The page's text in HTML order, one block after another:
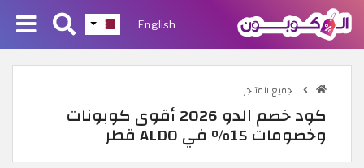
English
جميع المتاجر
كود خصم الدو 2026 أقوى كوبونات
وخصومات 15% في ALDO قطر